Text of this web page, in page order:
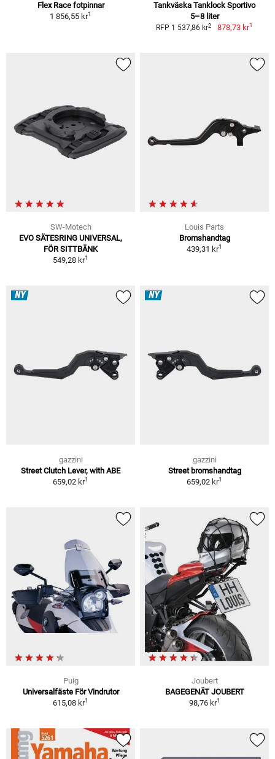
Flex Race fotpinnar
1 856,55 kr1
Tankväska Tanklock Sportivo
5–8 liter
RFP 1 537,86 kr2 878,73 kr1
SW-Motech
EVO SÄTESRING UNIVERSAL,
FÖR SITTBÄNK
549,28 kr1
Louis Parts
Bromshandtag
439,31 kr1
NY
gazzini
Street Clutch Lever, with ABE
659,02 kr1
NY
gazzini
Street bromshandtag
659,02 kr1
Puig
Universalfäste För Vindrutor
615,08 kr1
Joubert
BAGEGENÄT JOUBERT
98,76 kr1